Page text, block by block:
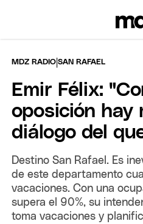
MDZ RADIO |SAN RAFAEL
Emir Félix:
oposición hay
diálogo del
Destino San Rafael. Es
de este departamento
vacaciones. Con una
supera el 90%, su
toma vacaciones y